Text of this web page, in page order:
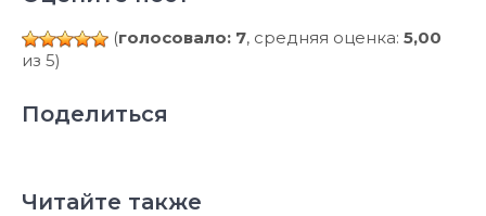
(голосовало: 7, средняя оценка: 5,00
из 5)
Поделиться
Читайте также